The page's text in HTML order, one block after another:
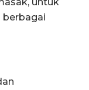
berbagai